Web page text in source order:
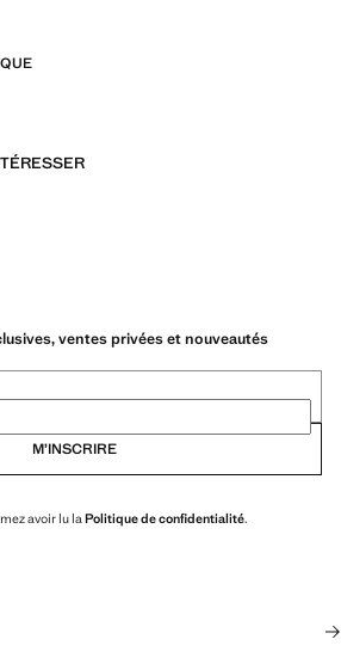
ventes privées et nouveautés
M’INSCRIRE
avoir lu la Politique de confidentialité.